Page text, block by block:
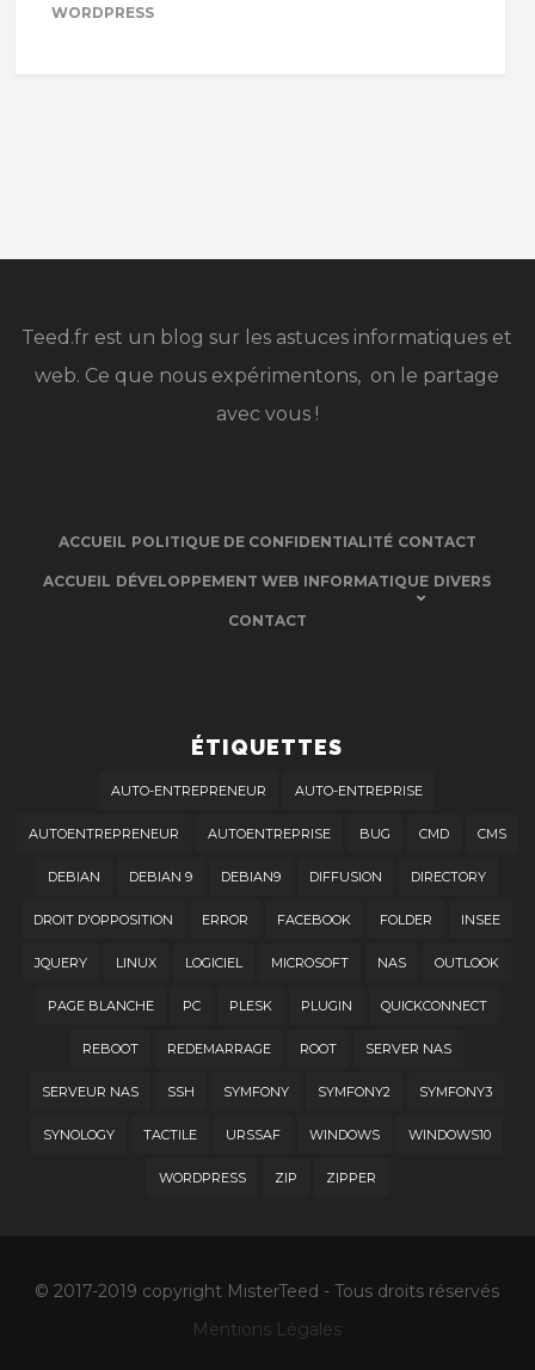
WORDPRESS
Teed.fr est un blog sur les astuces informatiques et
web. Ce que nous expérimentons, on le partage
avec vous !
ACCUEIL POLITIQUE DE CONFIDENTIALITÉ CONTACT
ACCUEIL DÉVELOPPEMENT WEB INFORMATIQUE DIVERS
CONTACT
ÉTIQUETTES
AUTO-ENTREPRENEUR AUTO-ENTREPRISE
AUTOENTREPRENEUR AUTOENTREPRISE BUG CMD CMS
DEBIAN DEBIAN 9 DEBIAN9 DIFFUSION DIRECTORY
DROIT D'OPPOSITION ERROR FACEBOOK FOLDER INSEE
JQUERY LINUX LOGICIEL MICROSOFT NAS OUTLOOK
PAGE BLANCHE PC PLESK PLUGIN QUICKCONNECT
REBOOT REDEMARRAGE ROOT SERVER NAS
SERVEUR NAS SSH SYMFONY SYMFONY2 SYMFONY3
SYNOLOGY TACTILE URSSAF WINDOWS WINDOWS10
WORDPRESS ZIP ZIPPER
© 2017-2019 copyright MisterTeed - Tous droits réservés
Mentions Légales